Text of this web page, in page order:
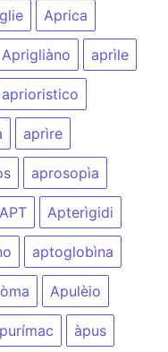
Aprica
Aprigliàno aprìle
aprioristico
aprìre
aprosopìa
APT Apterìgidi
aptoglobìna
Apulèio
àpus